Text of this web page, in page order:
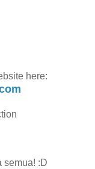
here:
semua! :D